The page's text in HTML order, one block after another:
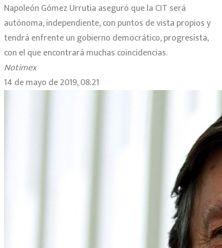
Napoleón Gómez Urrutia aseguró que la CIT será
autónoma, independiente, con puntos de vista propios y
tendrá enfrente un gobierno democrático, progresista,
con el que encontrará muchas coincidencias.
Notimex
14 de mayo de 2019, 08:21